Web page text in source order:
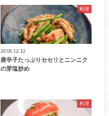
料理
2018.12.12
唐辛子たっぷりセセリとニンニク
の芽塩炒め
料理